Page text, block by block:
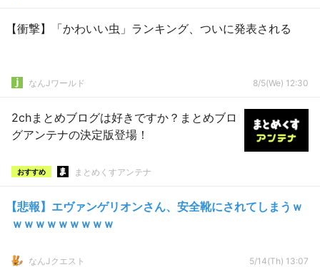
【衝撃】「かわいい虫」ランキング、ついに発表される
なんJワールド 8/5(We) 12:30
2chまとめブログは好きですか？まとめブロ
グアンテナの決定版登場！
おすすめ まとめくすアンテナ
【悲報】エヴァンゲリオンさん、安全靴にされてしまうｗ
ｗｗｗｗｗｗｗｗｗ
なんJクエスト 5/14(Th) 13:07